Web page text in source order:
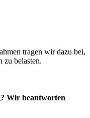
tragen wir dazu bei,
belasten.
Wir beantworten